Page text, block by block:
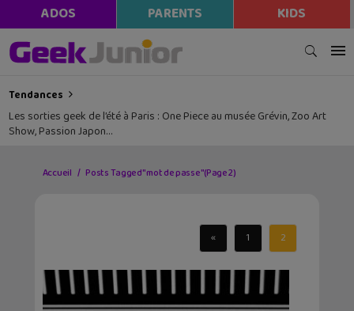
ADOS PARENTS KIDS
Tendances
Les sorties geek de l’été à Paris : One Piece au musée Grévin, Zoo Art
Show, Passion Japon…
Accueil Posts Tagged "mot de passe"(Page 2)
« 1 2